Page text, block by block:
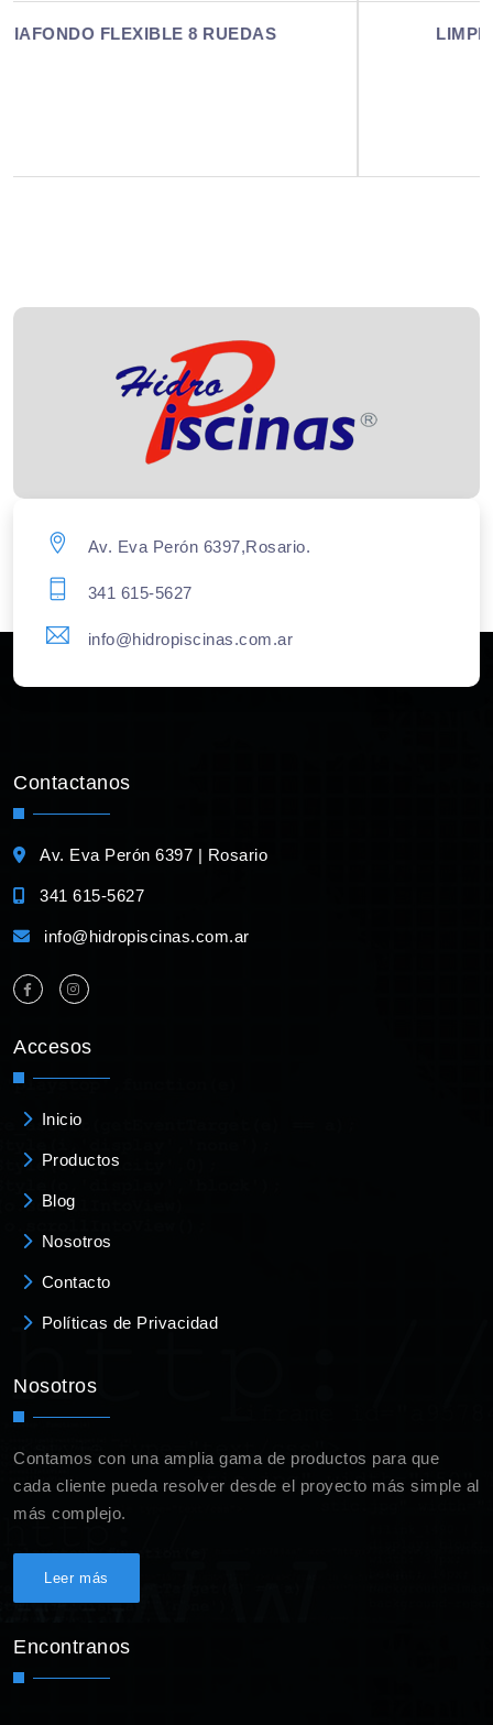
LIMPIAFONDO MEDIALUNA PESADO
Av. Eva Perón 6397,Rosario.
341 615-5627
info@hidropiscinas.com.ar
Contactanos
Av. Eva Perón 6397 | Rosario
341 615-5627
info@hidropiscinas.com.ar
Accesos
Inicio
Productos
Blog
Nosotros
Contacto
Políticas de Privacidad
Nosotros
Contamos con una amplia gama de productos para que
cada cliente pueda resolver desde el proyecto más simple al
más complejo.
Leer más
Encontranos